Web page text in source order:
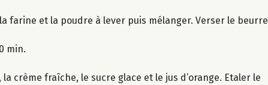
farine et la poudre à lever puis mélanger. Verser le beurre
min.
crème fraîche, le sucre glace et le jus d’orange. Etaler le